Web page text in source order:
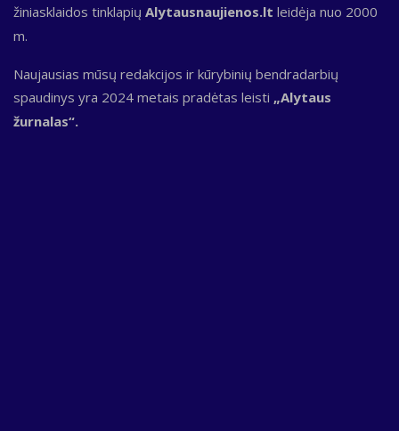
žiniasklaidos tinklapių Alytausnaujienos.lt leidėja nuo 2000
m.
Naujausias mūsų redakcijos ir kūrybinių bendradarbių
spaudinys yra 2024 metais pradėtas leisti „Alytaus
žurnalas“.